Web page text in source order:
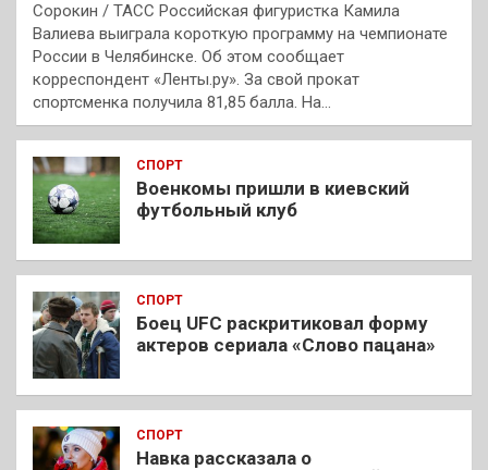
Сорокин / ТАСС Российская фигуристка Камила
Валиева выиграла короткую программу на чемпионате
России в Челябинске. Об этом сообщает
корреспондент «Ленты.ру». За свой прокат
спортсменка получила 81,85 балла. На…
СПОРТ
Военкомы пришли в киевский
футбольный клуб
СПОРТ
Боец UFC раскритиковал форму
актеров сериала «Слово пацана»
СПОРТ
Навка рассказала о